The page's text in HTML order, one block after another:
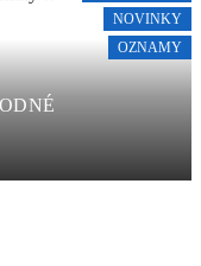
NOVINKY
OZNAMY